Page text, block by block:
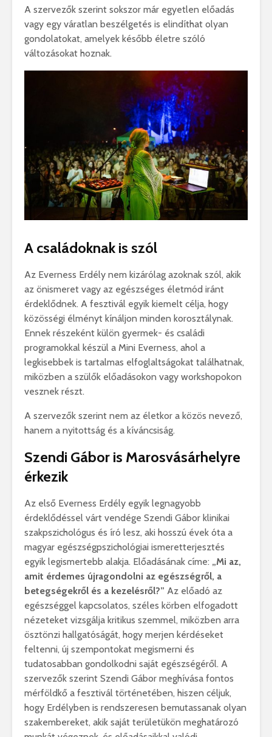
A szervezők szerint sokszor már egyetlen előadás
vagy egy váratlan beszélgetés is elindíthat olyan
gondolatokat, amelyek később életre szóló
változásokat hoznak.
A családoknak is szól
Az Everness Erdély nem kizárólag azoknak szól, akik
az önismeret vagy az egészséges életmód iránt
érdeklődnek. A fesztivál egyik kiemelt célja, hogy
közösségi élményt kínáljon minden korosztálynak.
Ennek részeként külön gyermek- és családi
programokkal készül a Mini Everness, ahol a
legkisebbek is tartalmas elfoglaltságokat találhatnak,
miközben a szülők előadásokon vagy workshopokon
vesznek részt.
A szervezők szerint nem az életkor a közös nevező,
hanem a nyitottság és a kíváncsiság.
Szendi Gábor is Marosvásárhelyre
érkezik
Az első Everness Erdély egyik legnagyobb
érdeklődéssel várt vendége Szendi Gábor klinikai
szakpszichológus és író lesz, aki hosszú évek óta a
magyar egészségpszichológiai ismeretterjesztés
egyik legismertebb alakja. Előadásának címe: „Mi az,
amit érdemes újragondolni az egészségről, a
betegségekről és a kezelésről?” Az előadó az
egészséggel kapcsolatos, széles körben elfogadott
nézeteket vizsgálja kritikus szemmel, miközben arra
ösztönzi hallgatóságát, hogy merjen kérdéseket
feltenni, új szempontokat megismerni és
tudatosabban gondolkodni saját egészségéről. A
szervezők szerint Szendi Gábor meghívása fontos
mérföldkő a fesztivál történetében, hiszen céljuk,
hogy Erdélyben is rendszeresen bemutassanak olyan
szakembereket, akik saját területükön meghatározó